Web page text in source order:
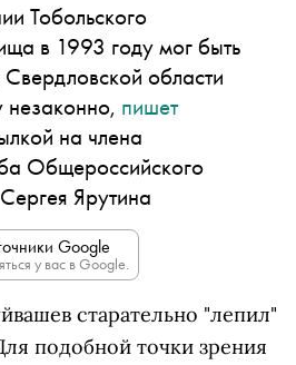
Тобольского
в 1993 году мог быть
области
незаконно, пишет
на члена
Общероссийского
Ярутина
Google
у вас в Google.
старательно "лепил"
подобной точки зрения